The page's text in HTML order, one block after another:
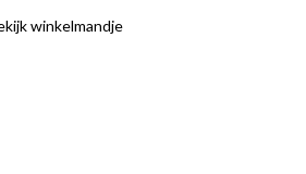
winkelmandje